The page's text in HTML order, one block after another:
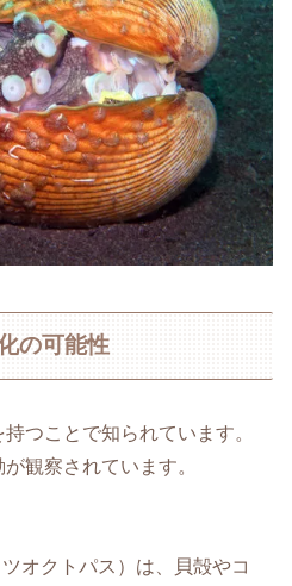
の可能性
つことで知られています。
観察されています。
オクトパス）は、貝殻やコ